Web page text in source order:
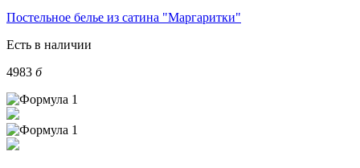
Постельное белье из сатина "Маргаритки"
Есть в наличии
4983 б